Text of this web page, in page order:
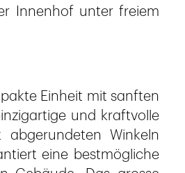
Innenhof unter freiem
Einheit mit sanften
und kraftvolle
abgerundeten Winkeln
eine bestmögliche